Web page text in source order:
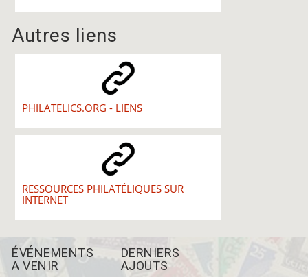
Autres liens
PHILATELICS.ORG - LIENS
RESSOURCES PHILATÉLIQUES SUR
INTERNET
ÉVÉNEMENTS
A VENIR
DERNIERS
AJOUTS